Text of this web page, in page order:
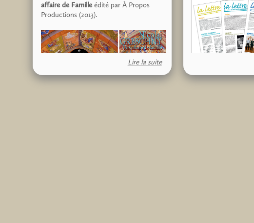
affaire de Familleédité par À Propos
Productions (2013).
Lire la suite